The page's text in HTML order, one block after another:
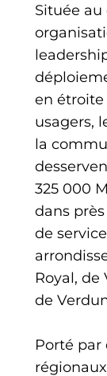
Située
en étroite
usagers,
la
325 000
dans
de
Royal,
de
Porté par